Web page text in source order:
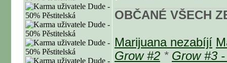
OBČANÉ VŠECH
Marijuana nezabíjí
Grow #2 * Grow #3